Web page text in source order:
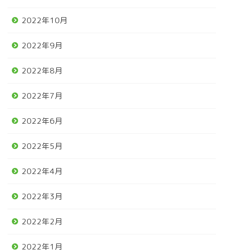
2022年10月
2022年9月
2022年8月
2022年7月
2022年6月
2022年5月
2022年4月
2022年3月
2022年2月
2022年1月